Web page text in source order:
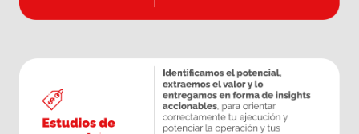
Aceptar las cookies